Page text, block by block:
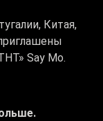
Китая,
Say Mo.